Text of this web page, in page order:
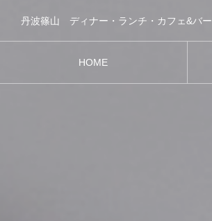
HOME
丹波篠山 ディナー・ランチ・カフェ&バー